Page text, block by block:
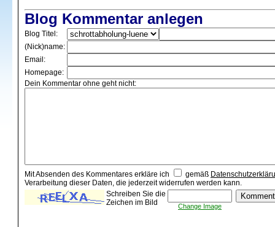
Blog Kommentar anlegen
Blog Titel:
(Nick)name:
Email:
Homepage:
Dein Kommentar ohne geht nicht:
Mit Absenden des Kommentares erkläre ich gemäß
Verarbeitung dieser Daten, die jederzeit widerrufen werden kann.
Schreiben Sie die
Zeichen im Bild
Change Image